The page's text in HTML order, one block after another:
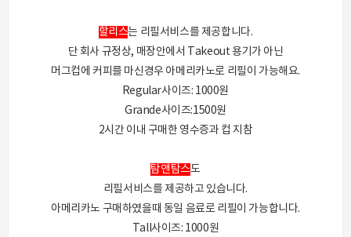
할리스는 리필서비스를 제공합니다.
단 회사 규정상, 매장안에서 Takeout 용기가 아닌
머그컵에 커피를 마신경우 아메리카노로 리필이 가능해요.
Regular사이즈: 1000원
Grande사이즈:1500원
2시간 이내 구매한 영수증과 컵 지참
탐앤탐스도
리필서비스를 제공하고 있습니다.
아메리카노 구매하였을때 동일 음료로 리필이 가능합니다.
Tall사이즈: 1000원